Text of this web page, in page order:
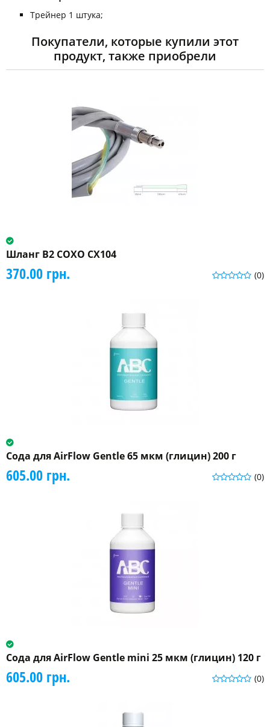
Трейнер 1 штука;
Покупатели, которые купили этот
продукт, также приобрели
Шланг B2 COXO CX104
(0)
370.00 грн.
Сода для AirFlow Gentle 65 мкм (глицин) 200 г
(0)
605.00 грн.
Сода для AirFlow Gentle mini 25 мкм (глицин) 120 г
(0)
605.00 грн.